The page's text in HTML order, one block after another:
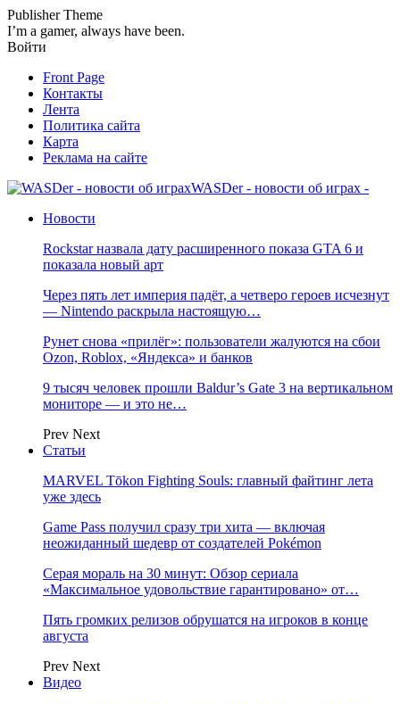
Publisher Theme
I’m a gamer, always have been.
Войти
Front Page
Контакты
Лента
Политика сайта
Карта
Реклама на сайте
WASDer - новости об играх -
Новости
Rockstar назвала дату расширенного показа GTA 6 и
показала новый арт
Через пять лет империя падёт, а четверо героев исчезнут
— Nintendo раскрыла настоящую…
Рунет снова «прилёг»: пользователи жалуются на сбои
Ozon, Roblox, «Яндекса» и банков
9 тысяч человек прошли Baldur’s Gate 3 на вертикальном
мониторе — и это не…
Prev Next
Статьи
MARVEL Tōkon Fighting Souls: главный файтинг лета
уже здесь
Game Pass получил сразу три хита — включая
неожиданный шедевр от создателей Pokémon
Серая мораль на 30 минут: Обзор сериала
«Максимальное удовольствие гарантировано» от…
Пять громких релизов обрушатся на игроков в конце
августа
Prev Next
Видео